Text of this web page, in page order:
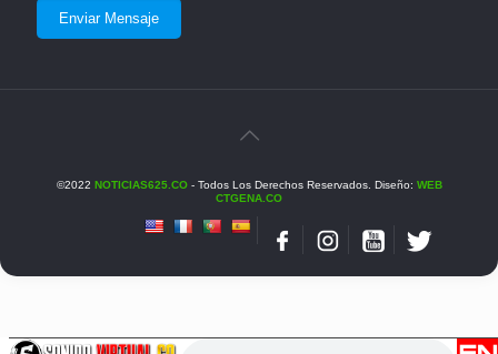
©2022 NOTICIAS625.CO- Todos Los Derechos Reservados. Diseño: WEB
CTGENA.CO